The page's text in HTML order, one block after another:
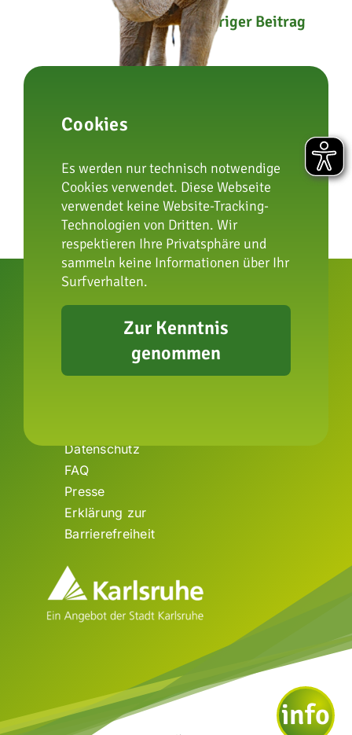
vorheriger Beitrag
nächster Beitrag
zur Artenschutzstiftung
Datenschutz
FAQ
Presse
Erklärung zur
Barrierefreiheit
Cookies
Es werden nur technisch notwendige
Cookies verwendet. Diese Webseite
verwendet keine Website-Tracking-
Technologien von Dritten. Wir
respektieren Ihre Privatsphäre und
sammeln keine Informationen über Ihr
Surfverhalten.
Zur Kenntnis
genommen
info